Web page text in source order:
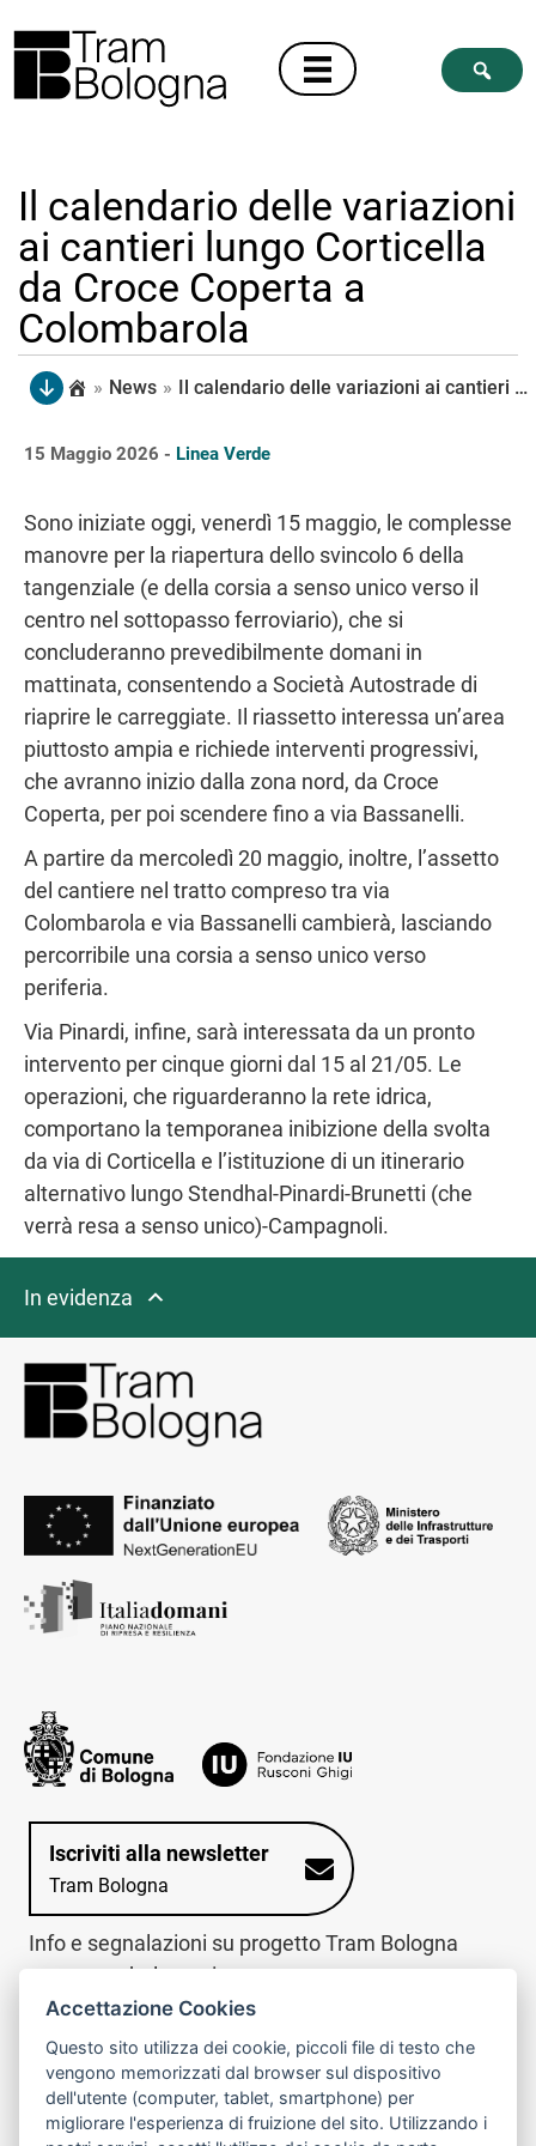
Il calendario delle variazioni
ai cantieri lungo Corticella
da Croce Coperta a
Colombarola
» News » Il calendario delle variazioni ai cantieri lungo Corticella da Croce Coperta a Colombarola
15 Maggio 2026 - Linea Verde
Sono iniziate oggi, venerdì 15 maggio, le complesse
manovre per la riapertura dello svincolo 6 della
tangenziale (e della corsia a senso unico verso il
centro nel sottopasso ferroviario), che si
concluderanno prevedibilmente domani in
mattinata, consentendo a Società Autostrade di
riaprire le carreggiate. Il riassetto interessa un’area
piuttosto ampia e richiede interventi progressivi,
che avranno inizio dalla zona nord, da Croce
Coperta, per poi scendere fino a via Bassanelli.
A partire da mercoledì 20 maggio, inoltre, l’assetto
del cantiere nel tratto compreso tra via
Colombarola e via Bassanelli cambierà, lasciando
percorribile una corsia a senso unico verso
periferia.
Via Pinardi, infine, sarà interessata da un pronto
intervento per cinque giorni dal 15 al 21/05. Le
operazioni, che riguarderanno la rete idrica,
comportano la temporanea inibizione della svolta
da via di Corticella e l’istituzione di un itinerario
alternativo lungo Stendhal-Pinardi-Brunetti (che
verrà resa a senso unico)-Campagnoli.
In evidenza
Iscriviti alla newsletter
Tram Bologna
Info e segnalazioni su progetto Tram Bologna
www.trambologna.it
trova infopoint sulla mappa interattiva
Trova l'infopoint
più vicino
telefona al call center
Chiama il call
center
800078611
Accettazione Cookies
Questo sito utilizza dei cookie, piccoli file di testo che
vengono memorizzati dal browser sul dispositivo
dell'utente (computer, tablet, smartphone) per
migliorare l'esperienza di fruizione del sito. Utilizzando i